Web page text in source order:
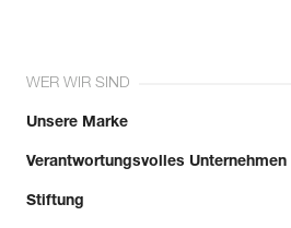
WER WIR SIND
Unsere Marke
Verantwortungsvolles Unternehmen
Stiftung